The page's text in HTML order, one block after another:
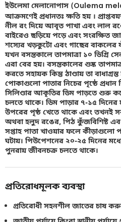
ইউলেমা মেলানোপাস (Oulema
আক্রমণেই প্রধানতঃ ক্ষতি হয় ।
নীল রং দিয়ে আবৃত পাখা এবং লাল
বাইরেও ছড়িয়ে পড়ে এবং সংরক্ষিত
শস্যের খড়কুটো এবং গাছের বাকলের
যখন বসন্তকালে তাপমাত্রা ১০ ডিগ্রি
এরা বের হয়। বসন্তকালের শুষ্ক
করতে সহায়ক কিন্তু ঠাণ্ডায় তা
পোকাগুলো পাতার নিচের পৃষ্ঠে প্রধান
সিলিণ্ডার আকৃতির ডিম পাড়তে শুরু
চলতে থাকে। ডিম পাড়ার ৭-১৫ দিনের
উপরের পৃষ্ঠ খেতে থাকে এবং তখনই
অথবা হলুদ রঙের, পিঠ কুঁজবিশিষ্ট
সপ্তাহ পাতা খাওয়ার ফলে কীড়াগুলো
ঘটায়। পিউপেশনের ২০-২৫ দিনের
পুনরায় জীবনচক্র চলতে থাকে।
প্রতিরোধমূলক ব্যবস্থা
প্রতিরোধী সহনশীল জাতের চাষ